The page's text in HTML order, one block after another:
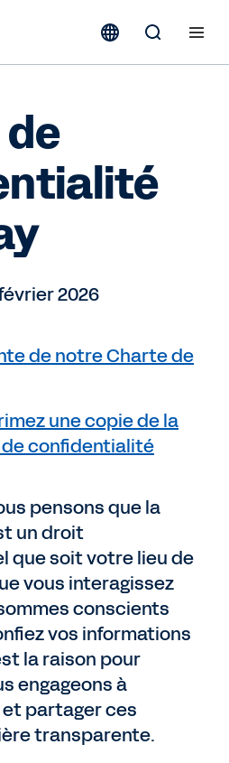
2026
de notre Charte de
une copie de la
confidentialité
pensons que la
un droit
que soit votre lieu de
vous interagissez
conscients
vos informations
la raison pour
engageons à
partager ces
transparente.